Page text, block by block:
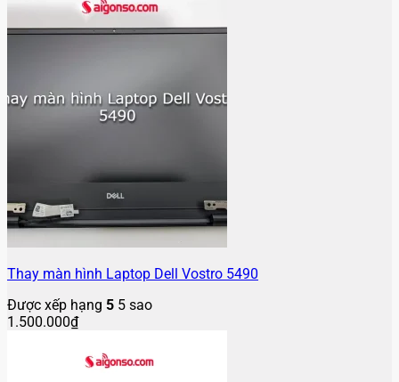
Thay màn hình Laptop Dell Vostro 5490
Được xếp hạng 5 5 sao
1.500.000₫